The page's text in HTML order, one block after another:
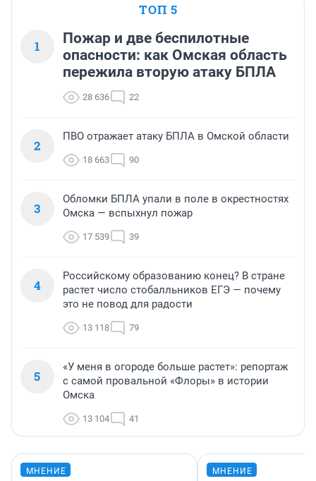
ТОП 5
1
Пожар и две беспилотные
опасности: как Омская область
пережила вторую атаку БПЛА
28 636 22
2
ПВО отражает атаку БПЛА в Омской области
18 663 90
3
Обломки БПЛА упали в поле в окрестностях
Омска — вспыхнул пожар
17 539 39
4
Российскому образованию конец? В стране
растет число стобалльников ЕГЭ — почему
это не повод для радости
13 118 79
5
«У меня в огороде больше растет»: репортаж
с самой провальной «Флоры» в истории
Омска
13 104 41
МНЕНИЕ МНЕНИЕ